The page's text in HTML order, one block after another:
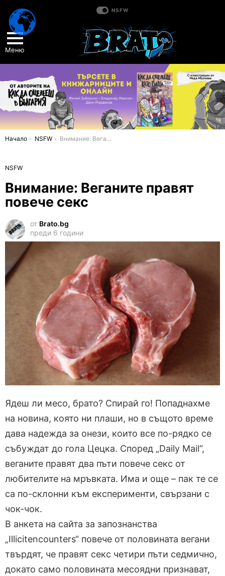
NSFW
Меню
You are here:
Начало NSFW Внимание: Веганите правят повече секс
NSFW
Внимание: Веганите правят
повече секс
от Brato.bg
преди 6 години
Ядеш ли месо, брато? Спирай го! Попаднахме
на новина, която ни плаши, но в същото време
дава надежда за онези, които все по-рядко се
събуждат до гола Цецка. Според „Daily Mail“,
веганите правят два пъти повече секс от
любителите на мръвката. Има и още – пак те се
са по-склонни към експерименти, свързани с
чок-чок.
В анкета на сайта за запознанства
„Illicitencounters“ повече от половината вегани
твърдят, че правят секс четири пъти седмично,
докато само половината месоядни признават,